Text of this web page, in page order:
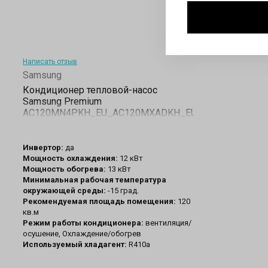
Написать отзыв
Samsung
Кондиционер тепловой-насос
Samsung Premium
AC120MN4PKH_EU_AC120MXADKH_EU
Инвертор: да
Мощность охлаждения: 12 кВт
Мощность обогрева: 13 кВт
Минимальная рабочая температура
окружающей среды: -15 град.
Рекомендуемая площадь помещения: 120
кв.м
Режим работы кондиционера: вентиляция/
осушение, Охлаждение/обогрев
Используемый хладагент: R410a